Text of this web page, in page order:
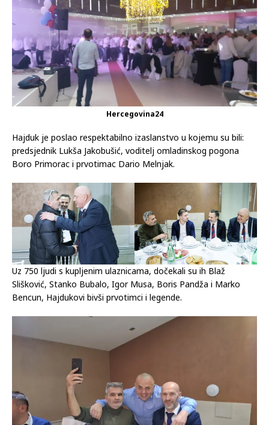
Hercegovina24
Hajduk je poslao respektabilno izaslanstvo u kojemu su bili:
predsjednik Lukša Jakobušić, voditelj omladinskog pogona
Boro Primorac i prvotimac Dario Melnjak.
Uz 750 ljudi s kupljenim ulaznicama, dočekali su ih Blaž
Slišković, Stanko Bubalo, Igor Musa, Boris Pandža i Marko
Bencun, Hajdukovi bivši prvotimci i legende.